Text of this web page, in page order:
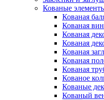
Кованые
Кованая
Кованая
Кованая
Кованая
Кованая
Кованая
Кованая
Кованое
Кованые
Кованый